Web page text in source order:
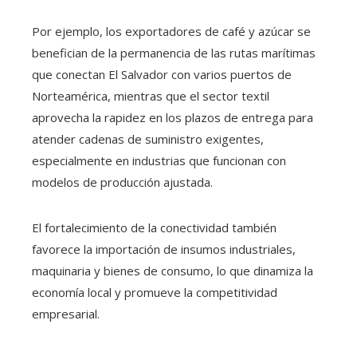
Por ejemplo, los exportadores de café y azúcar se
benefician de la permanencia de las rutas marítimas
que conectan El Salvador con varios puertos de
Norteamérica, mientras que el sector textil
aprovecha la rapidez en los plazos de entrega para
atender cadenas de suministro exigentes,
especialmente en industrias que funcionan con
modelos de producción ajustada.
El fortalecimiento de la conectividad también
favorece la importación de insumos industriales,
maquinaria y bienes de consumo, lo que dinamiza la
economía local y promueve la competitividad
empresarial.